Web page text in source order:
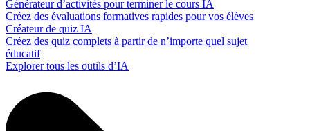
Générateur d’activités pour terminer le cours IA
Créez des évaluations formatives rapides pour vos élèves
Créateur de quiz IA
Créez des quiz complets à partir de n’importe quel sujet
éducatif
Explorer tous les outils d’IA